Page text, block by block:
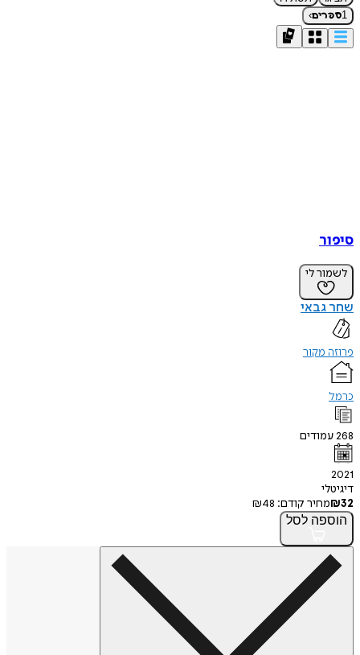
1ספרים›
סיפור
לשמור לי
שחר גבאי
פרוזה מקור
כרמל
268עמודים
2021
דיגיטלי
₪32 מחיר קודם: ₪48
הוספה לסל